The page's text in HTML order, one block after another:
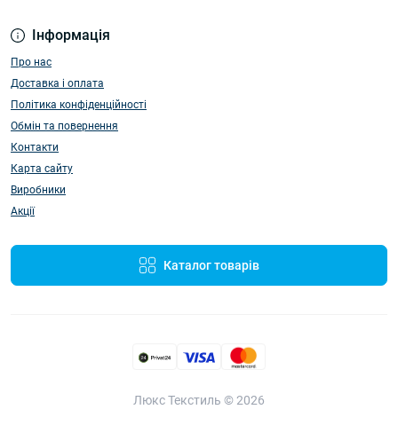
Інформація
Про нас
Доставка і оплата
Політика конфіденційності
Обмін та повернення
Контакти
Карта сайту
Виробники
Акції
Каталог товарів
Люкс Текстиль © 2026